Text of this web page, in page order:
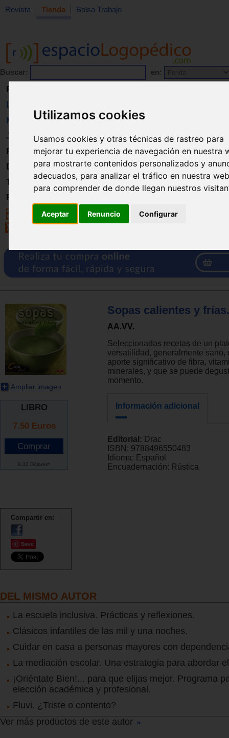
Utilizamos cookies
Usamos cookies y otras técnicas de rastreo para
mejorar tu experiencia de navegación en nuestra
para mostrarte contenidos personalizados y
adecuados, para analizar el tráfico en nuestra
para comprender de donde llegan nuestros
Aceptar Renuncio Configurar
Revista Tienda Bolsa Trabajo
Buscar: en:
Revista
Libros
Material
Juguetes
Formación
Directorio
Trabajo
Registro
Ampliar imagen
LIBRO
7.50 Euros
8.32 Dólares*
Compartir en:
Save
Sopas calientes y frías.
AA.VV.
Seleccionadas recetas de un
versatilidad, generalmente sano,
aporte significativo de fibra,
minerales, y que se puede
momento.
Información adicional
Editorial: Drac
ISBN: 9788496550483
Idioma: Español
Encuadernación: Rústica
DEL MISMO AUTOR
La escuela inclusiva. Prácticas y reflexiones.
Clásicos infantiles de las mil y una noches.
Cuidar en casa a personas mayores con
La mediación escolar. Una estrategia para abordar
¡Oriéntate Bien!... para que elijas mejor. Programa
elección académica y profesional.
Fluvi. ¿Triste o contento?
Ver más productos de este autor